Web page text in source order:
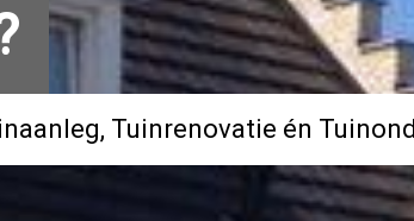
Tuinrenovatie én